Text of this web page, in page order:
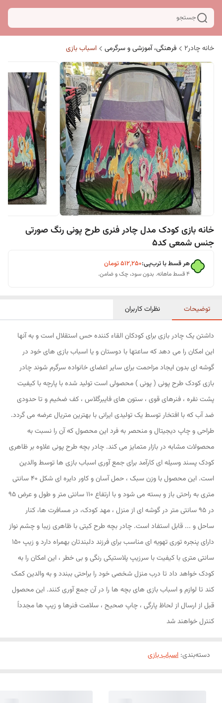
جستجو
خانه چادر۲ فرهنگی، آموزشی و سرگرمی اسباب بازی
خانه بازی کودک مدل چادر فنری طرح پونی رنگ صورتی
جنس شمعی کد5
هر قسط با ترب‌پی:۵۱۲٬۲۵۰تومان
۴ قسط ماهانه. بدون سود، چک و ضامن.
توضیحات نظرات کاربران
داشتن یک چادر بازی برای کودکان القاء کننده حس استقلال است و به آنها
این امکان را می دهد که ساعتها با دوستان و یا اسباب بازی های خود در
گوشه ای بدون ایجاد مزاحمت برای سایر اعضای خانواده سرگرم شوند چادر
بازی کودک طرح پونی ( پونی ) محصولی است تولید شده با پارچه با کیفیت
پشت نقره ، فنرهای قوی ، ستون های فایبرگلاس ، کف ضخیم و تا حدودی
ضد آب که با افتخار توسط یک تولیدی ایرانی با بهترین متریال عرضه می گردد.
طراحی و چاپ دیجیتال و منحصر به فرد این محصول که آن را نسبت به
محصولات مشابه در بازار متمایز می کند. چادر بچه طرح پونی علاوه بر ظاهری
کودک پسند وسیله ای کارآمد برای جمع آوری اسباب بازی ها توسط والدین
است. این محصول با وزن سبک ، حمل آسان و کاور دایره ای شکل 40 سانتی
متری به راحتی باز و بسته می شود و با ارتفاع 110 سانتی متر و طول و عرض 95
در 95 سانتی متر در گوشه ای از منزل ، مهد کودک، در مسافرت ها، کنار
ساحل و ... قابل استفاد است. چادر بچه طرح کیتی با ظاهری زیبا و چشم نواز
دارای پنجره توری تهویه ای مناسب برای فرزند دلبندتان بهمراه دارد و زیپ 150
سانتی متری با کیفیت با سرزیپ پلاستیکی رنگی و بی خطر ، این امکان را به
کودک خواهد داد تا درب منزل شخصی خود را براحتی ببندد و به والدین کمک
کند تا لوازم و اسباب بازی های بچه ها را در آن جمع آوری کنند. این محصول
قبل از ارسال از لحاظ پارگی ، چاپ صحیح ، سلامت فنرها و زیپ ها مجدداً
کنترل خواهند شد
دسته‌بندی: اسباب بازی